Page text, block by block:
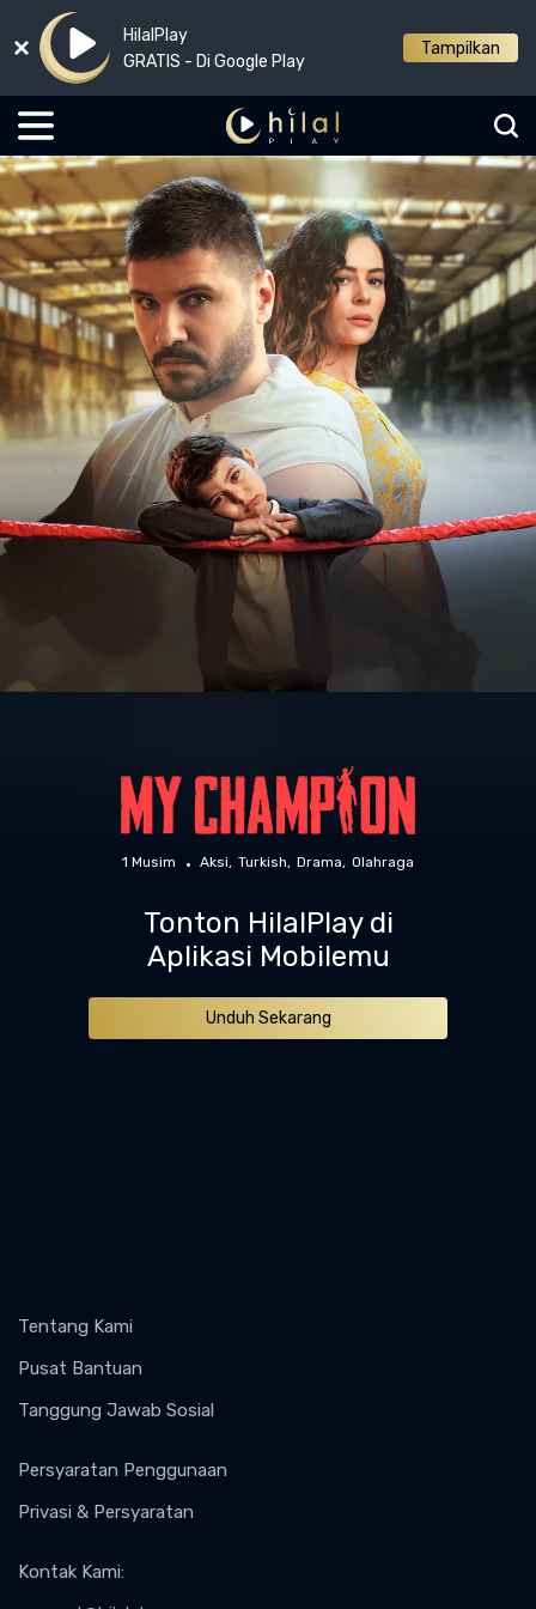
HilalPlay
GRATIS - Di Google Play
Tampilkan
1 Musim Aksi Turkish Drama Olahraga
Tonton HilalPlay di
Aplikasi Mobilemu
Unduh Sekarang
Tentang Kami
Pusat Bantuan
Tanggung Jawab Sosial
Persyaratan Penggunaan
Privasi & Persyaratan
Kontak Kami: